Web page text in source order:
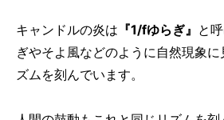
キャンドルの炎は 『1/fゆらぎ』 と
ぎやそよ風などのように自然現象に
ズムを刻んでいます。